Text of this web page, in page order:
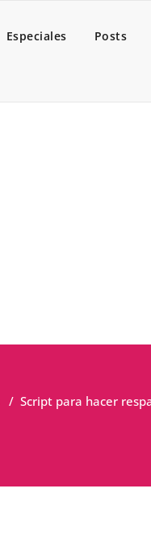
Especiales Posts
/ Script para hacer